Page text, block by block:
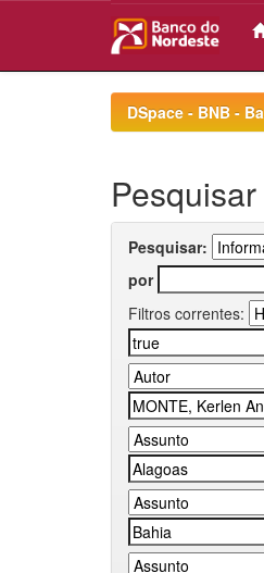
DSpace - BNB -
Pesquisar
Pesquisar:
por
Filtros correntes: